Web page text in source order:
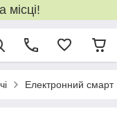
місці!
Електронний